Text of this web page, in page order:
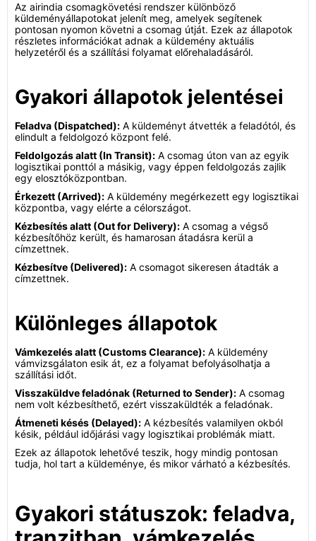
Az airindia csomagkövetési rendszer különböző
küldeményállapotokat jelenít meg, amelyek segítenek
pontosan nyomon követni a csomag útját. Ezek az állapotok
részletes információkat adnak a küldemény aktuális
helyzetéről és a szállítási folyamat előrehaladásáról.
Gyakori állapotok jelentései
Feladva (Dispatched): A küldeményt átvették a feladótól, és
elindult a feldolgozó központ felé.
Feldolgozás alatt (In Transit): A csomag úton van az egyik
logisztikai ponttól a másikig, vagy éppen feldolgozás zajlik
egy elosztóközpontban.
Érkezett (Arrived): A küldemény megérkezett egy logisztikai
központba, vagy elérte a célországot.
Kézbesítés alatt (Out for Delivery): A csomag a végső
kézbesítőhöz került, és hamarosan átadásra kerül a
címzettnek.
Kézbesítve (Delivered): A csomagot sikeresen átadták a
címzettnek.
Különleges állapotok
Vámkezelés alatt (Customs Clearance): A küldemény
vámvizsgálaton esik át, ez a folyamat befolyásolhatja a
szállítási időt.
Visszaküldve feladónak (Returned to Sender): A csomag
nem volt kézbesíthető, ezért visszaküldték a feladónak.
Átmeneti késés (Delayed): A kézbesítés valamilyen okból
késik, például időjárási vagy logisztikai problémák miatt.
Ezek az állapotok lehetővé teszik, hogy mindig pontosan
tudja, hol tart a küldeménye, és mikor várható a kézbesítés.
Gyakori státuszok: feladva,